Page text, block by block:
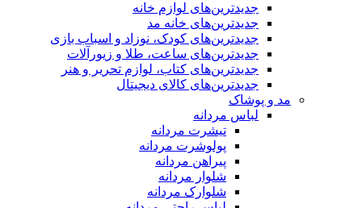
جدید‌ترین‌های لوازم خانه
جدیدترین‌های خانه مد
جدید‌ترین‌های کودک، نوزاد و اسباب بازی
جدید‌ترین‌های ساعت، طلا و زیورآلات
جدید‌ترین‌های کتاب، لوازم تحریر و هنر
جدید‌ترین‌های کالای دیجیتال
مد و پوشاک
لباس مردانه
تیشرت مردانه
پولوشرت مردانه
پیراهن مردانه
شلوار مردانه
شلوارک مردانه